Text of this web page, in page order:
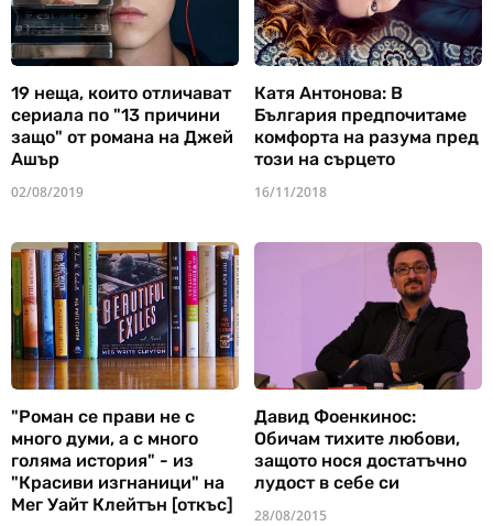
19 неща, които отличават
сериала по "13 причини
защо" от романа на Джей
Ашър
02/08/2019
Катя Антонова: В
България предпочитаме
комфорта на разума пред
този на сърцето
16/11/2018
"Роман се прави не с
много думи, а с много
голяма история" - из
"Красиви изгнаници" на
Мег Уайт Клейтън [откъс]
Давид Фоенкинос:
Обичам тихите любови,
защото нося достатъчно
лудост в себе си
28/08/2015